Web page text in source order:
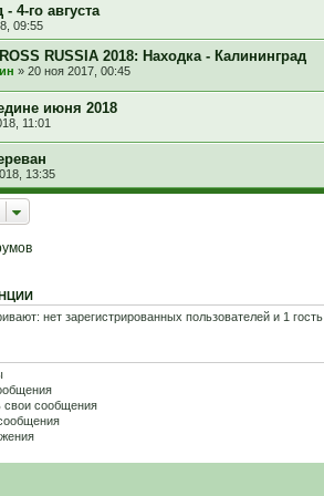
4-го августа
09:55
RUSSIA 2018: Находка - Калининград
» 20 ноя 2017, 00:45
июня 2018
11:01
13:35
нет зарегистрированных пользователей и 1 гость
свои сообщения